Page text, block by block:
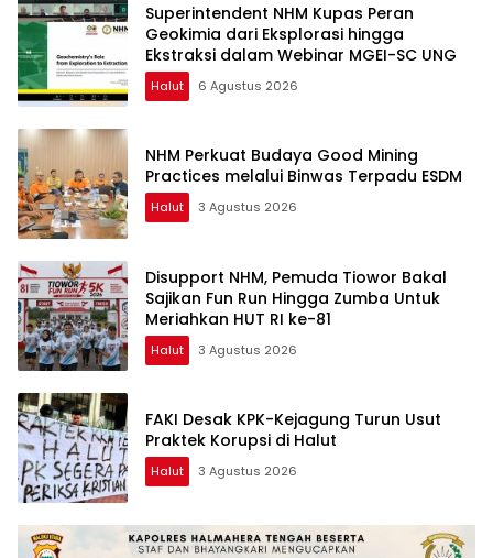
Superintendent NHM Kupas Peran
Geokimia dari Eksplorasi hingga
Ekstraksi dalam Webinar MGEI-SC UNG
Halut 6 Agustus 2026
NHM Perkuat Budaya Good Mining
Practices melalui Binwas Terpadu ESDM
Halut 3 Agustus 2026
Disupport NHM, Pemuda Tiowor Bakal
Sajikan Fun Run Hingga Zumba Untuk
Meriahkan HUT RI ke-81
Halut 3 Agustus 2026
FAKI Desak KPK-Kejagung Turun Usut
Praktek Korupsi di Halut
Halut 3 Agustus 2026